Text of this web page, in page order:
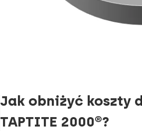
Jak obniżyć koszty
TAPTITE 2000®?